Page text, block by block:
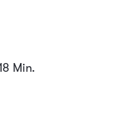
Min.